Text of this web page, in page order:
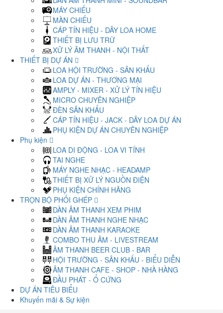
MÁY CHIẾU
MÀN CHIẾU
CÁP TÍN HIỆU - DÂY LOA HOME
THIẾT BỊ LƯU TRỮ
XỬ LÝ ÂM THANH - NỘI THẤT
THIẾT BỊ DỰ ÁN
LOA HỘI TRƯỜNG - SÂN KHẤU
LOA DỰ ÁN - THƯƠNG MẠI
AMPLY - MIXER - XỬ LÝ TÍN HIỆU
MICRO CHUYÊN NGHIỆP
ĐÈN SÂN KHẤU
CÁP TÍN HIỆU - JACK - DÂY LOA DỰ ÁN
PHỤ KIỆN DỰ ÁN CHUYÊN NGHIỆP
Phụ kiện
LOA DI ĐỘNG - LOA VI TÍNH
TAI NGHE
MÁY NGHE NHẠC - HEADAMP
THIẾT BỊ XỬ LÝ NGUỒN ĐIỆN
PHỤ KIỆN CHÍNH HÃNG
TRỌN BỘ PHỐI GHÉP
DÀN ÂM THANH XEM PHIM
DÀN ÂM THANH NGHE NHẠC
DÀN ÂM THANH KARAOKE
COMBO THU ÂM - LIVESTREAM
ÂM THANH BEER CLUB - BAR
HỘI TRƯỜNG - SÂN KHẤU - BIỂU DIỄN
ÂM THANH CAFE - SHOP - NHÀ HÀNG
ĐẦU PHÁT - Ổ CỨNG
DỰ ÁN TIÊU BIỂU
Khuyến mãi & Sự kiện